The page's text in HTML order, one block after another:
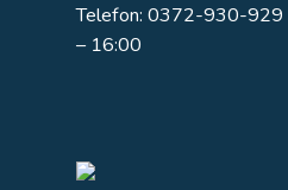
Telefon: 0372-930-929
– 16:00